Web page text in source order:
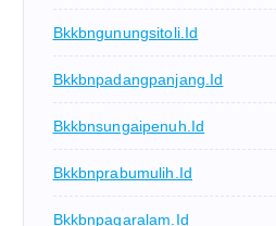
Bkkbngunungsitoli.id
Bkkbnpadangpanjang.id
Bkkbnsungaipenuh.id
Bkkbnprabumulih.id
Bkkbnpagaralam.id